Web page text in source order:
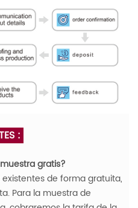
:
gratis?
de forma gratuita,
Para la muestra de